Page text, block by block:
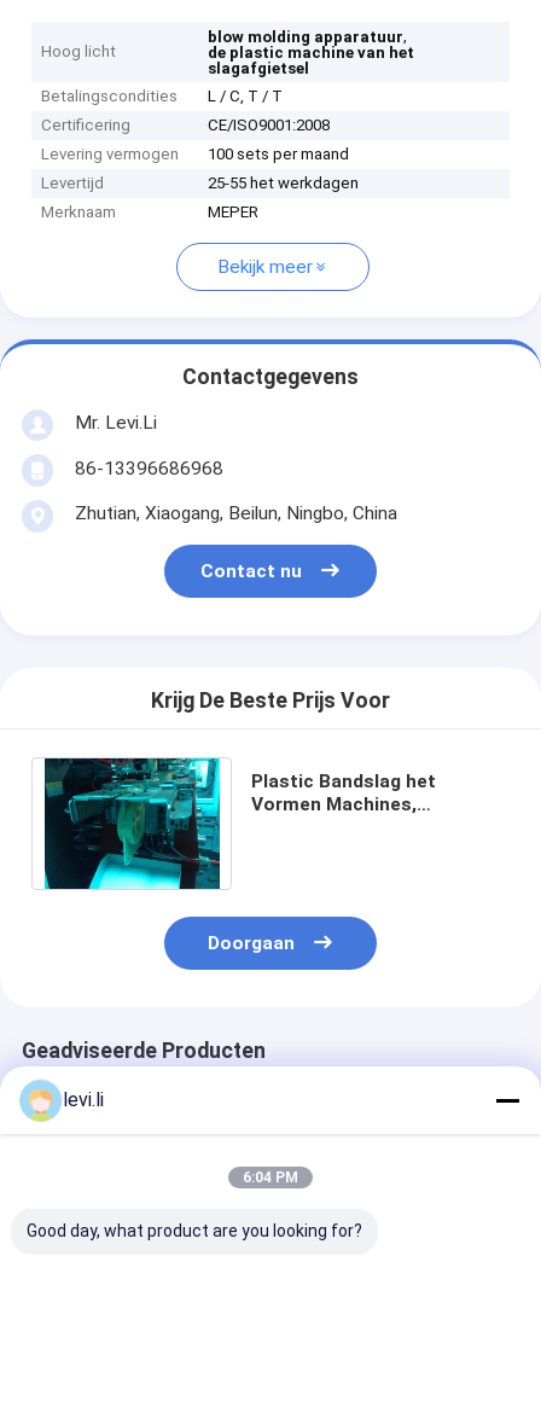
Hoog licht
blow molding apparatuur,
de plastic machine van het
slagafgietsel
Betalingscondities
L / C, T / T
Certificering
CE/ISO9001:2008
Levering vermogen
100 sets per maand
Levertijd
25-55 het werkdagen
Merknaam
MEPER
Bekijk meer
Contactgegevens
Mr. Levi.Li
86-13396686968
Zhutian, Xiaogang, Beilun, Ningbo, China
Contact nu
Krijg De Beste Prijs Voor
Plastic Bandslag het
Vormen Machines,
Doorgaan
Geadviseerde Producten
levi.li
6:04 PM
Good day, what product are you looking for?